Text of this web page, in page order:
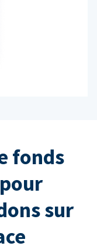
fonds
sur